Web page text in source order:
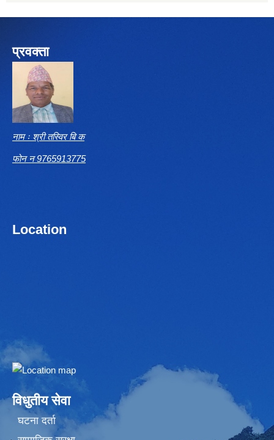
प्रवक्ता
नाम ः श्री तस्विर बि क
फोन न 9765913775
Location
Embed Google Map
विधुतीय सेवा
घटना दर्ता